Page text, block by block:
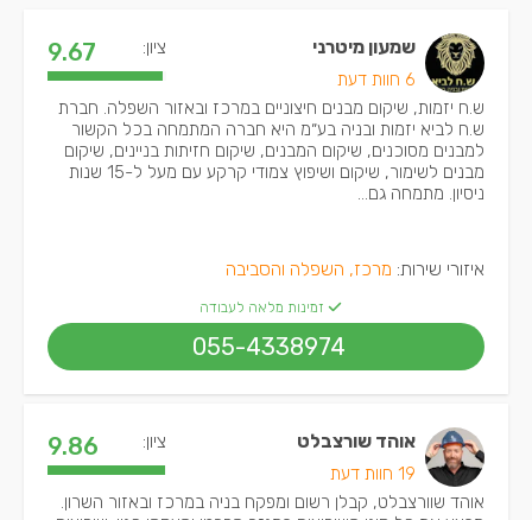
שמעון מיטרני
6 חוות דעת
ציון: 9.67
ש.ח יזמות, שיקום מבנים חיצוניים במרכז ובאזור השפלה. חברת
ש.ח לביא יזמות ובניה בע״מ היא חברה המתמחה בכל הקשור
למבנים מסוכנים, שיקום המבנים, שיקום חזיתות בניינים, שיקום
מבנים לשימור, שיקום ושיפוץ צמודי קרקע עם מעל ל-15 שנות
ניסיון. מתמחה גם...
איזורי שירות: מרכז, השפלה והסביבה
זמינות מלאה לעבודה
055-4338974
אוהד שורצבלט
19 חוות דעת
ציון: 9.86
אוהד שוורצבלט, קבלן רשום ומפקח בניה במרכז ובאזור השרון.